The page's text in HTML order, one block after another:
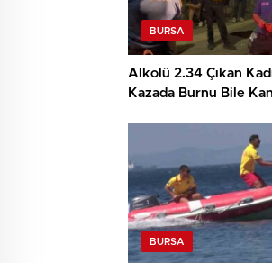
BURSA
Alkolü 2.34 Çıkan
Kazada Burnu Bile
BURSA